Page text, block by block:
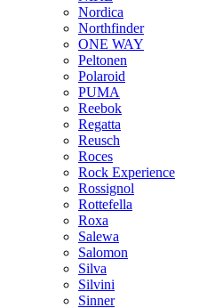
Nordica
Northfinder
ONE WAY
Peltonen
Polaroid
PUMA
Reebok
Regatta
Reusch
Roces
Rock Experience
Rossignol
Rottefella
Roxa
Salewa
Salomon
Silva
Silvini
Sinner